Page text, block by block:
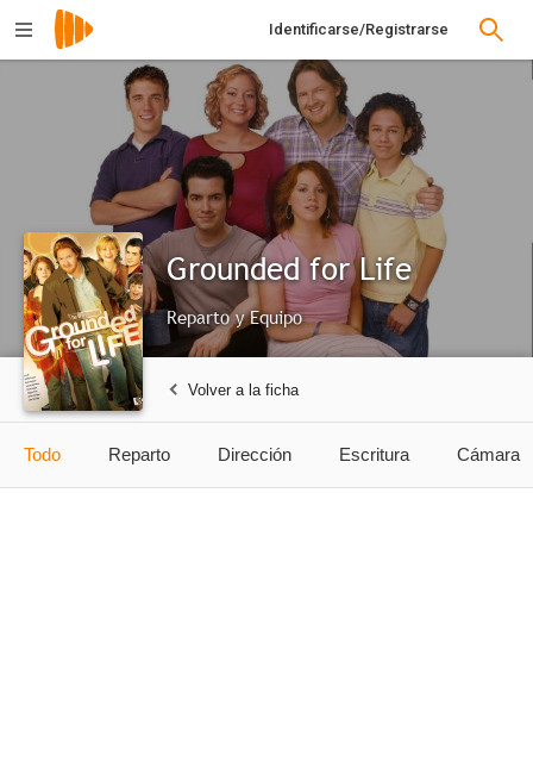
Identificarse/Registrarse
Grounded for Life
Reparto y Equipo
Volver a la ficha
Todo Reparto Dirección Escritura Cámara